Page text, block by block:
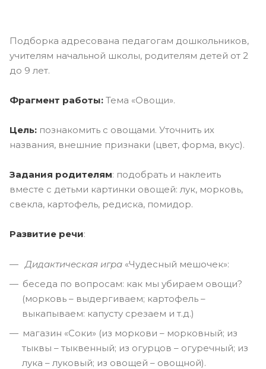
Подборка адресована педагогам дошкольников,
учителям начальной школы, родителям детей от 2
до 9 лет.
Фрагмент работы: Тема «Овощи».
Цель: познакомить с овощами. Уточнить их
названия, внешние признаки (цвет, форма, вкус).
Задания родителям: подобрать и наклеить
вместе с детьми картинки овощей: лук, морковь,
свекла, картофель, редиска, помидор.
Развитие речи:
Дидактическая игра «Чудесный мешочек»:
беседа по вопросам: как мы убираем овощи?
(морковь – выдергиваем; картофель –
выкапываем: капусту срезаем и т.д.)
магазин «Соки» (из моркови – морковный; из
тыквы – тыквенный; из огурцов – огуречный; из
лука – луковый; из овощей – овощной).